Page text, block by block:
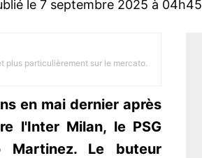
le 7 septembre 2025 à 04h45
plus particulièrement sur le mercato.
en mai dernier après
l'Inter Milan, le PSG
Martinez. Le buteur